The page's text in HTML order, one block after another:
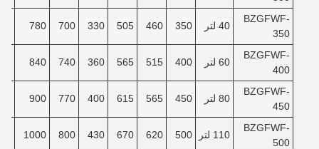
BZGFWF-
350
40 لتر 350
460
505
330
700
780
BZGFWF-
400
60 لتر 400
515
565
360
740
840
BZGFWF-
450
80 لتر 450
565
615
400
770
900
BZGFWF-
500
110 لتر 500
620
670
430
800
1000